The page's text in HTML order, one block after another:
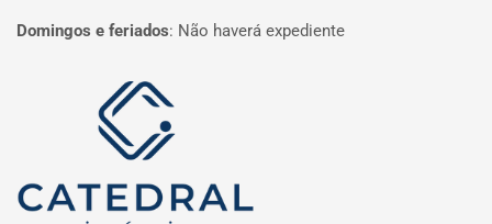
Domingos e feriados: Não haverá expediente
Página inicial